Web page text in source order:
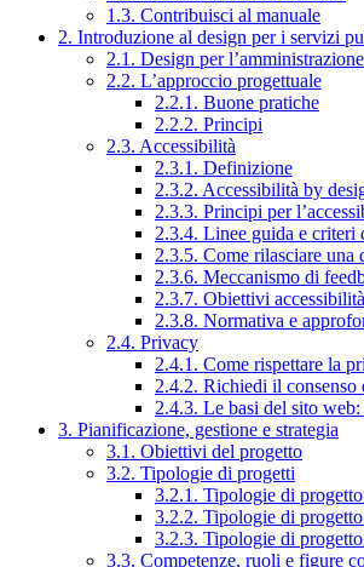
1.3. Contribuisci al manuale
2. Introduzione al design per i servizi
2.1. Design per
2.2. L’approccio progettuale
2.2.1. Buone pratiche
2.2.2. Principi
2.3. Accessibilità
2.3.1. Definizione
2.3.2. Accessibilità by
2.3.3. Principi per
2.3.4. Linee guida e criteri
2.3.5. Come rilasciare una
2.3.6. Meccanismo di
2.3.7. Obiettivi accessibilità
2.3.8. Normativa e
2.4. Privacy
2.4.1. Come rispettare la
2.4.2. Richiedi il consenso
2.4.3. Le basi del sito
3. Pianificazione, gestione e strategia
3.1. Obiettivi del progetto
3.2. Tipologie di progetti
3.2.1. Tipologie di
3.2.2. Tipologie di
3.2.3. Tipologie di
3.3. Competenze, ruoli e figure